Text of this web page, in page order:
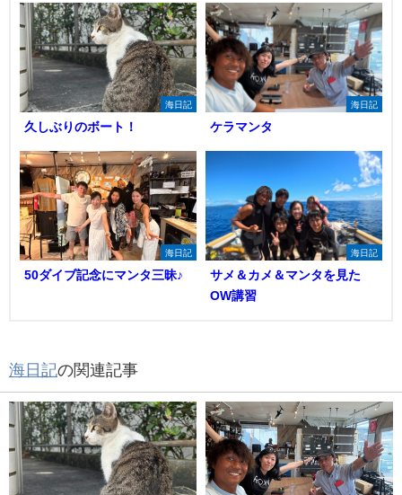
海日記
久しぶりのボート！
海日記
ケラマンタ
海日記
50ダイブ記念にマンタ三昧♪
海日記
サメ＆カメ＆マンタを見た
OW講習
海日記の関連記事